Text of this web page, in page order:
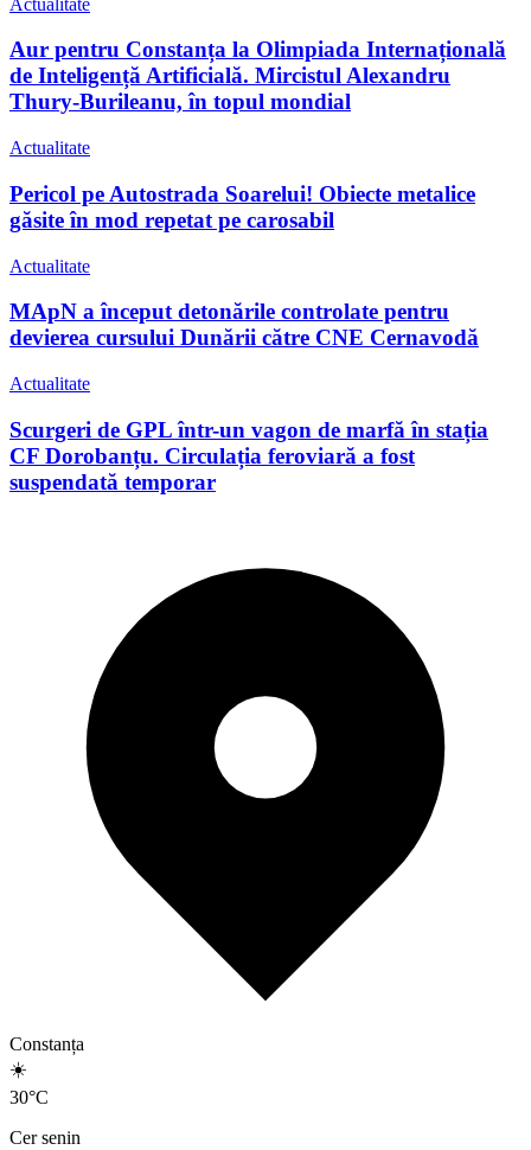
Aur pentru Constanța la Olimpiada Internațională
de Inteligență Artificială. Mircistul Alexandru
Thury-Burileanu, în topul mondial
Actualitate
Pericol pe Autostrada Soarelui! Obiecte metalice
găsite în mod repetat pe carosabil
Actualitate
MApN a început detonările controlate pentru
devierea cursului Dunării către CNE Cernavodă
Actualitate
Scurgeri de GPL într-un vagon de marfă în stația
CF Dorobanțu. Circulația feroviară a fost
suspendată temporar
Constanța
☀️
30°C
Cer senin